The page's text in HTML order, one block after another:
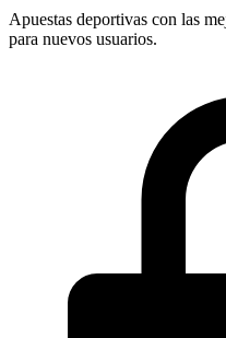
Apuestas deportivas con las
para nuevos usuarios.